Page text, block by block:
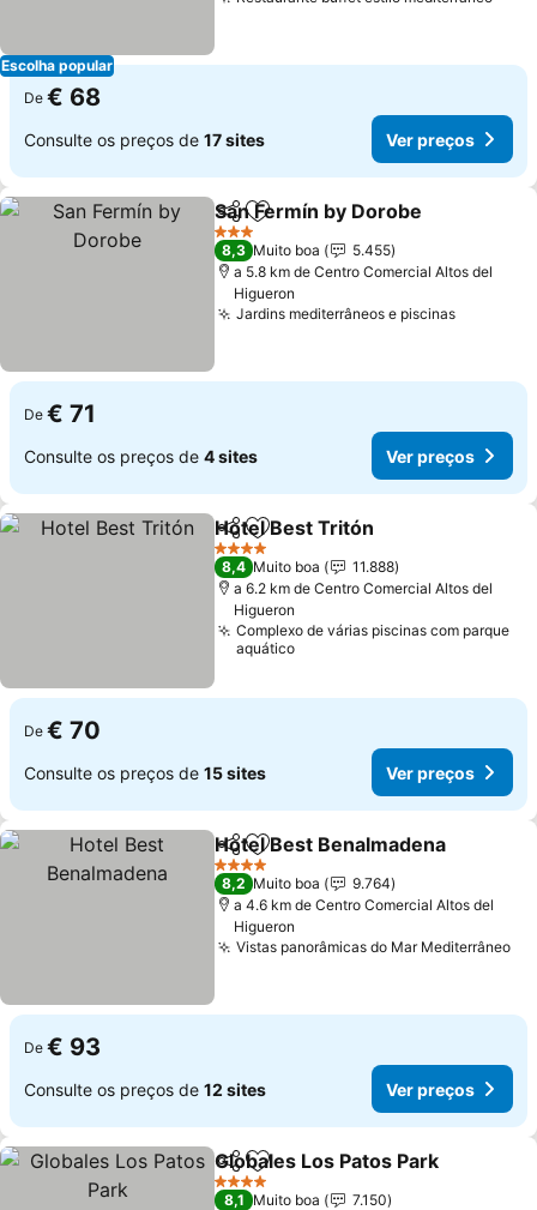
Escolha popular
De € 68
Consulte os preços de 17 sites Ver preços
PartilharAdicionar aos favoritos
San Fermín by Dorobe
3 Estrelas
8,3 Muito boa
5.455
a 5.8 km de Centro Comercial Altos del
Higueron
Jardins mediterrâneos e piscinas
De € 71
Consulte os preços de 4 sites Ver preços
PartilharAdicionar aos favoritos
Hotel Best Tritón
4 Estrelas
8,4 Muito boa
11.888
a 6.2 km de Centro Comercial Altos del
Higueron
Complexo de várias piscinas com parque
aquático
De € 70
Consulte os preços de 15 sites Ver preços
PartilharAdicionar aos favoritos
Hotel Best Benalmadena
4 Estrelas
8,2 Muito boa
9.764
a 4.6 km de Centro Comercial Altos del
Higueron
Vistas panorâmicas do Mar Mediterrâneo
De € 93
Consulte os preços de 12 sites Ver preços
PartilharAdicionar aos favoritos
Globales Los Patos Park
4 Estrelas
8,1 Muito boa
7.150